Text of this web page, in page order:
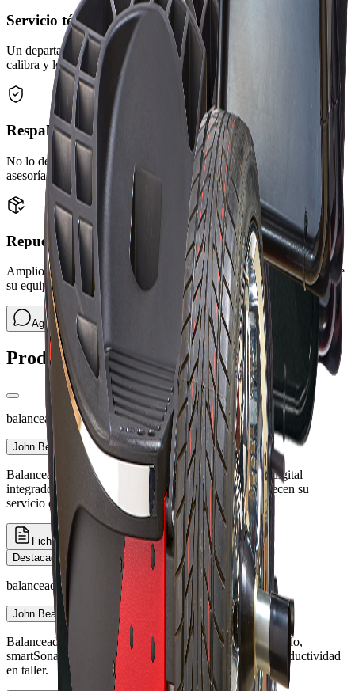
Servicio técnico consolidado
Un departamento técnico propio, capacitado de fábrica, que instala,
calibra y le da mantenimiento a su equipo en sitio.
Respaldo y acompañamiento
No lo dejamos solo después de la compra: soporte, garantía y
asesoría continua para que le saque el máximo provecho.
Repuestos originales OEM
Amplio inventario de repuestos originales OEM en el país, para que
su equipo no se quede parado esperando una pieza.
Agende una demostración Hablar con un asesor
Productos Relacionados
balanceadoras
John Bean B100
Balanceadora semiautomática compacta con monitor digital
integrado — pensada para talleres que inician o fortalecen su
servicio de balanceo.
Ficha técnica
Cotizar
Destacado
balanceadoras
John Bean B400L
Balanceadora semiautomática robusta con monitor elevado,
smartSonar™ y guía láser easyWeight™ para mayor productividad
en taller.